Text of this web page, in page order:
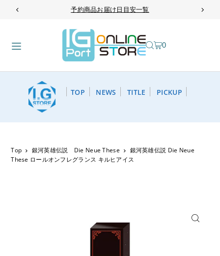
TRANSLATION MISSING: JA.ACCESSIBILITY.SKIP_TO_TEXT
予約商品お届け日目安一覧
0
TOP NEWS TITLE PICKUP
Top 銀河英雄伝説 Die Neue These
銀河英雄伝説 Die Neue
These ロールオンフレグランス キルヒアイス